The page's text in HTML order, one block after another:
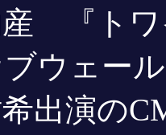
産 『ト
ウェー
出演の